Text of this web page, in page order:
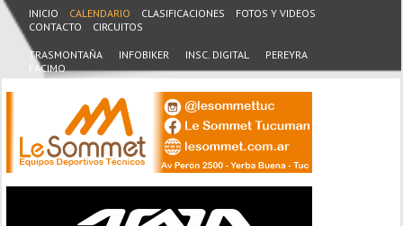
INICIO CALENDARIO CLASIFICACIONES
FOTOS Y VIDEOS
CONTACTO
CIRCUITOS
TRASMONTAÑA INFOBIKER INSC. DIGITAL
PEREYRA
FACIMO